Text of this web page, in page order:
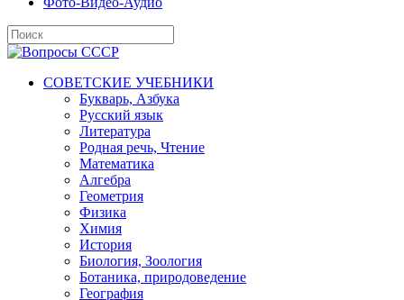
СОВЕТСКИЕ УЧЕБНИКИ
Букварь, Азбука
Русский язык
Литература
Родная речь, Чтение
Математика
Алгебра
Геометрия
Физика
Химия
История
Биология, Зоология
Ботаника, природоведение
География